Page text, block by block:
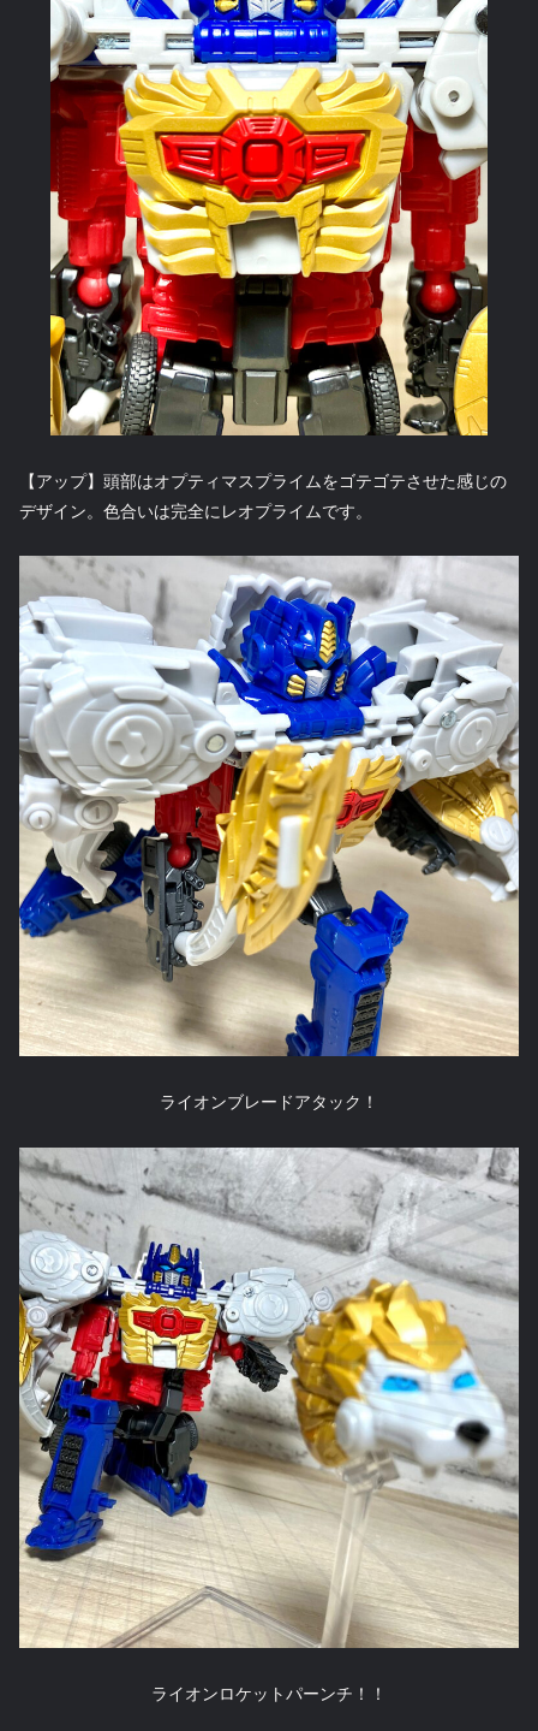
【アップ】頭部はオプティマスプライムをゴテゴテさせた感じの
デザイン。色合いは完全にレオプライムです。
ライオンブレードアタック！
ライオンロケットパーンチ！！